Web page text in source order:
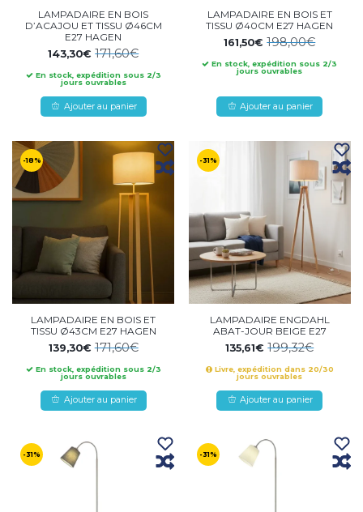
LAMPADAIRE EN BOIS
D’ACAJOU ET TISSU Ø46CM
E27 HAGEN
143,30€171,60€
En stock, expédition sous 2/3
jours ouvrables
Ajouter au panier
LAMPADAIRE EN BOIS ET
TISSU Ø40CM E27 HAGEN
161,50€198,00€
En stock, expédition sous 2/3
jours ouvrables
Ajouter au panier
-18%
LAMPADAIRE EN BOIS ET
TISSU Ø43CM E27 HAGEN
139,30€171,60€
En stock, expédition sous 2/3
jours ouvrables
Ajouter au panier
-31%
LAMPADAIRE ENGDAHL
ABAT-JOUR BEIGE E27
135,61€199,32€
Livre, expédition dans 20/30
jours ouvrables
Ajouter au panier
-31% -31%